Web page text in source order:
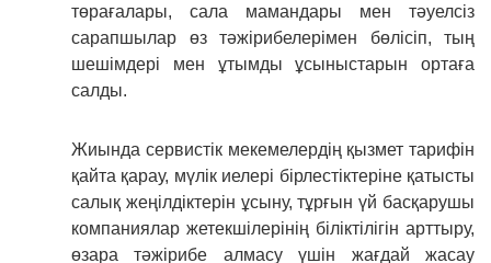
төрағалары, сала мамандары мен тәуелсіз
сарапшылар өз тәжірибелерімен бөлісіп, тың
шешімдері мен ұтымды ұсыныстарын ортаға
салды.
Жиында сервистік мекемелердің қызмет тарифін
қайта қарау, мүлік иелері бірлестіктеріне қатысты
салық жеңілдіктерін ұсыну, тұрғын үй басқарушы
компаниялар жетекшілерінің біліктілігін арттыру,
өзара тәжірибе алмасу үшін жағдай жасау